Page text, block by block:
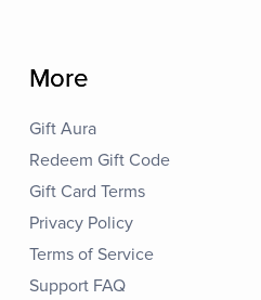
More
Gift Aura
Redeem Gift Code
Gift Card Terms
Privacy Policy
Terms of Service
Support FAQ